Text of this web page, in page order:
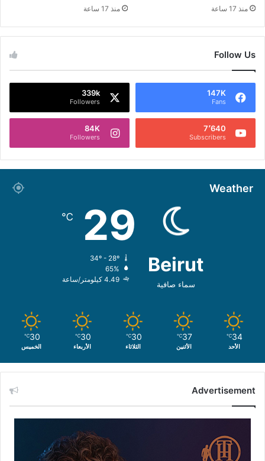
منذ 17 ساعة منذ 17 ساعة
Follow Us
147K
Fans
339k
Followers
7٬640
Subscribers
84K
Followers
Weather
Beirut
سماء صافية
29
℃
65%
4.49 كيلومتر/ساعة
34
℃
الأحد
37
℃
الأثنين
30
℃
الثلاثاء
30
℃
الأربعاء
30
℃
الخميس
Advertisement